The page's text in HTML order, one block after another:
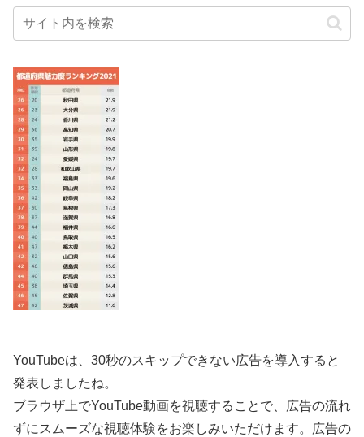
YouTubeは、30秒のスキップできない広告を導入すると
発表しましたね。
ブラウザ上でYouTube動画を視聴することで、広告の流れ
ずにスムーズな視聴体験をお楽しみいただけます。広告の